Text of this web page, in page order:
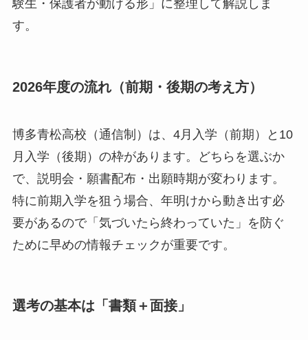
験生・保護者が動ける形」に整理して解説しま
す。
2026年度の流れ（前期・後期の考え方）
博多青松高校（通信制）は、4月入学（前期）と10
月入学（後期）の枠があります。どちらを選ぶか
で、説明会・願書配布・出願時期が変わります。
特に前期入学を狙う場合、年明けから動き出す必
要があるので「気づいたら終わっていた」を防ぐ
ために早めの情報チェックが重要です。
選考の基本は「書類＋面接」